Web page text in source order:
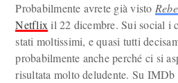
Probabilmente avrete già visto
Netflix il 22 dicembre. Sui social i
stati moltissimi, e quasi tutti
probabilmente anche perché ci si
risultata molto deludente. Su